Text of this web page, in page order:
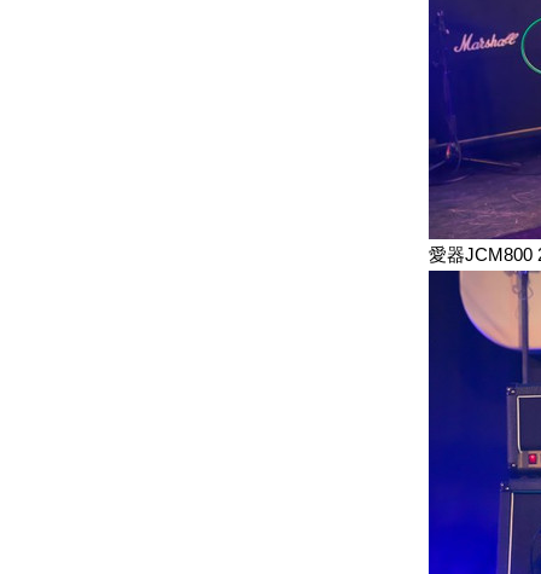
愛器JCM800